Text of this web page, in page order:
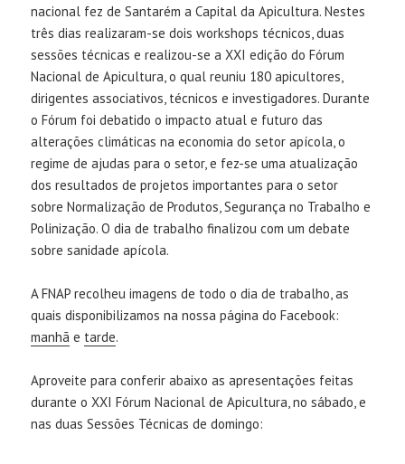
nacional fez de Santarém a Capital da Apicultura. Nestes
três dias realizaram-se dois workshops técnicos, duas
sessões técnicas e realizou-se a XXI edição do Fórum
Nacional de Apicultura, o qual reuniu 180 apicultores,
dirigentes associativos, técnicos e investigadores. Durante
o Fórum foi debatido o impacto atual e futuro das
alterações climáticas na economia do setor apícola, o
regime de ajudas para o setor, e fez-se uma atualização
dos resultados de projetos importantes para o setor
sobre Normalização de Produtos, Segurança no Trabalho e
Polinização. O dia de trabalho finalizou com um debate
sobre sanidade apícola.
A FNAP recolheu imagens de todo o dia de trabalho, as
quais disponibilizamos na nossa página do Facebook:
manhã e tarde.
Aproveite para conferir abaixo as apresentações feitas
durante o XXI Fórum Nacional de Apicultura, no sábado, e
nas duas Sessões Técnicas de domingo: